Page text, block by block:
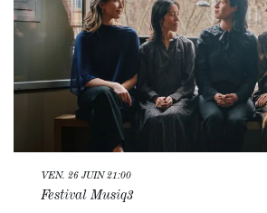
Festival Musiq3
VEN. 26 JUIN 21:00